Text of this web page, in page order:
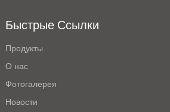
Быстрые Ссылки
Продукты
О нас
Фотогалерея
Новости